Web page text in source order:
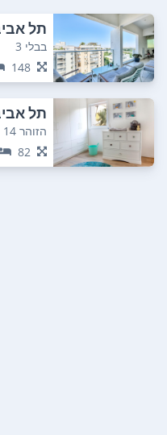
תל
בבלי 3
148
תל
הזוהר 14
82